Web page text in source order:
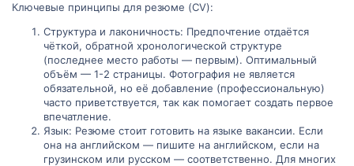
Ключевые принципы для резюме (CV):
Структура и лаконичность: Предпочтение отдаётся
чёткой, обратной хронологической структуре
(последнее место работы — первым). Оптимальный
объём — 1-2 страницы. Фотография не является
обязательной, но её добавление (профессиональную)
часто приветствуется, так как помогает создать первое
впечатление.
Язык: Резюме стоит готовить на языке вакансии. Если
она на английском — пишите на английском, если на
грузинском или русском — соответственно. Для многих